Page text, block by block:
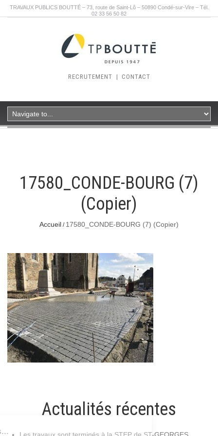
TRAVAUX PUBLICS BOUTTÉ – 73, route de Saint-Lô – 50890 Condé-sur-Vire – Tél.
02 33 56 50 82
RECRUTEMENT | CONTACT
17580_CONDE-BOURG (7)
(Copier)
Accueil 17580_CONDE-BOURG (7) (Copier)
Actualités récentes